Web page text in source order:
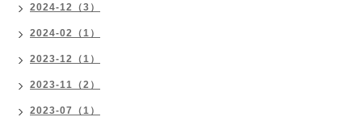
2024-12（3）
2024-02（1）
2023-12（1）
2023-11（2）
2023-07（1）